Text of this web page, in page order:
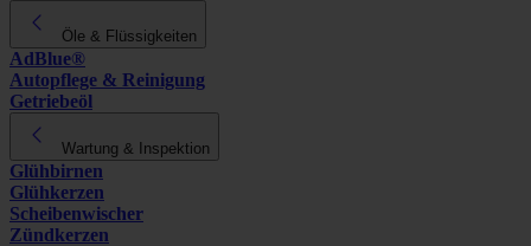
Öle & Flüssigkeiten
AdBlue®
Autopflege & Reinigung
Getriebeöl
Wartung & Inspektion
Glühbirnen
Glühkerzen
Scheibenwischer
Zündkerzen